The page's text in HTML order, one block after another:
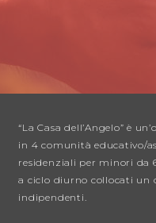
“La Casa dell’Angelo” è
in 4 comunità educativo/
residenziali per minori da
a ciclo diurno collocati un
indipendenti.